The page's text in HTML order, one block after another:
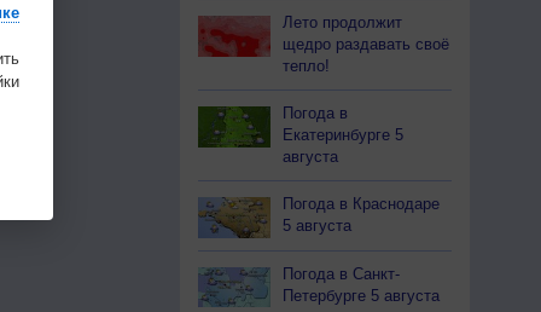
Лето продолжит
щедро раздавать своё
тепло!
Погода в
Екатеринбурге 5
августа
Погода в Краснодаре
5 августа
Погода в Санкт-
Петербурге 5 августа